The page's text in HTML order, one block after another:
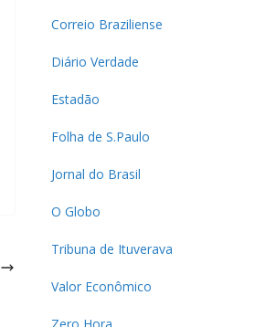
Correio Braziliense
Diário Verdade
Estadão
Folha de S.Paulo
Jornal do Brasil
O Globo
Tribuna de Ituverava
Valor Econômico